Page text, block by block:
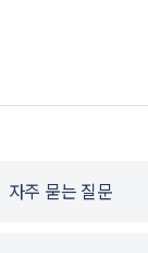
자주 묻는 질문